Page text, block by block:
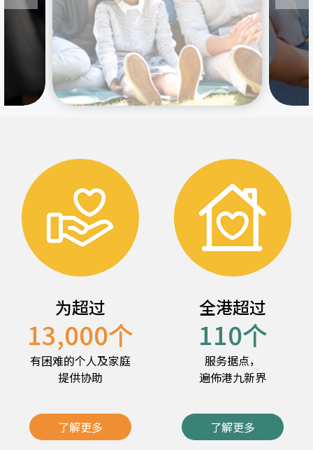
为超过
13,000个
有困难的个人及家庭
提供协助
了解更多
全港超过
110个
服务据点，
遍佈港九新界
了解更多